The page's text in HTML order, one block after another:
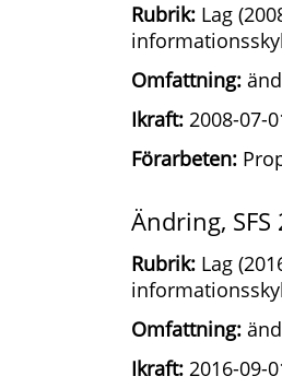
Rubrik: Lag
Omfattning:
Ikraft: 2008-07-
Förarbeten:
Ändring, SFS
Rubrik: Lag
Omfattning:
Ikraft: 2016-09-